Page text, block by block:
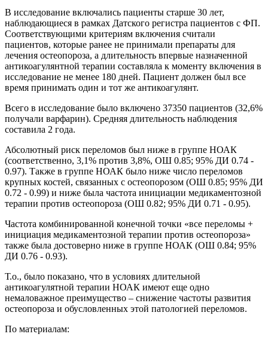
В исследование включались пациенты старше 30 лет,
наблюдающиеся в рамках Датского регистра пациентов с ФП.
Соответствующими критериям включения считали
пациентов, которые ранее не принимали препараты для
лечения остеопороза, а длительность впервые назначенной
антикоагулянтной терапии составляла к моменту включения в
исследование не менее 180 дней. Пациент должен был все
время принимать один и тот же антикоагулянт.
Всего в исследование было включено 37350 пациентов (32,6%
получали варфарин). Средняя длительность наблюдения
составила 2 года.
Абсолютный риск переломов был ниже в группе НОАК
(соответственно, 3,1% против 3,8%, ОШ 0.85; 95% ДИ 0.74 -
0.97). Также в группе НОАК было ниже число переломов
крупных костей, связанных с остеопорозом (ОШ 0.85; 95% ДИ
0.72 - 0.99) и ниже была частота инициации медикаментозной
терапии против остеопороза (ОШ 0.82; 95% ДИ 0.71 - 0.95).
Частота комбинированной конечной точки «все переломы +
инициация медикаментозной терапии против остеопороза»
также была достоверно ниже в группе НОАК (ОШ 0.84; 95%
ДИ 0.76 - 0.93).
Т.о., было показано, что в условиях длительной
антикоагулятной терапии НОАК имеют еще одно
немаловажное преимущество – снижение частоты развития
остеопороза и обусловленных этой патологией переломов.
По материалам: